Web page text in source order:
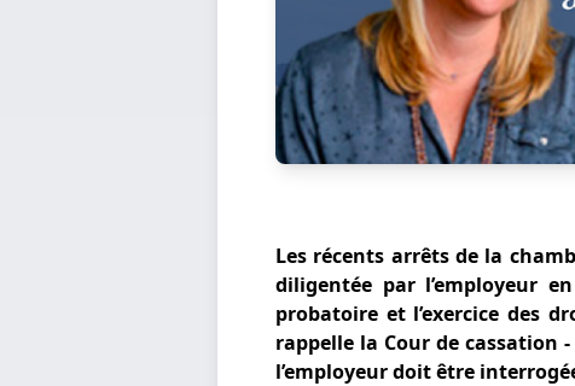
Les récents arrêts de la
diligentée par l’employeur
probatoire et l’exercice des
rappelle la Cour de cassation
l’employeur doit être